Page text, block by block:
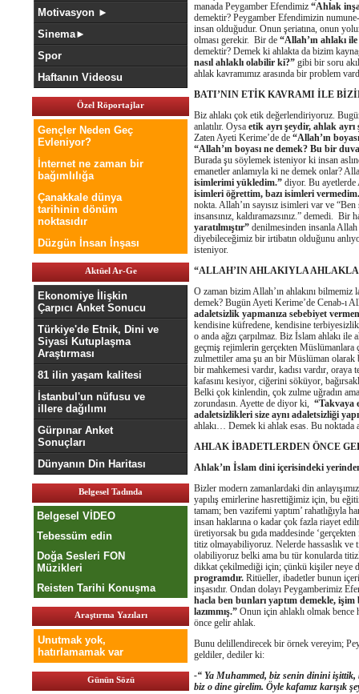
Motivasyon ►
Sinema►
Spor
Haftanın Videosu
Özel Röportajlar
Gençler Neden Geç
Evleniyor?
İnternet ne zaman bir
bağımlılığa
Çanakkale dünya
tarihinin dönüm
noktasıdır
Düzgün İnsan İnşası
Aktüel Ar-Ge
Ekonomiye İlişkin
Çarpıcı Anket Sonucu
Türkiye'de Etnik, Dini ve
Siyasi Kutuplaşma
Araştırması
81 ilin yaşam kalitesi
İstanbul'un nüfusu ve
illere dağılımı
Gürpınar Anket
Sonuçları
Dünyanın Din Haritası
Belgesel Tadında
Belgesel VİDEO
Tebessüm edin
Doğa Sesleri FON
Müzikleri
Reisten Tarihi Konuşma
Araştırma Yazıları
Unutmak yok,
hatırlamamak var
Günün Sözü
manada Peygamber Efendimiz “Ahlak
demektir? Peygamber Efendimizin
insan olduğudur. Onun şeriatına, onun
olması gerekir. Bir de “Allah’ın ahlakı
demektir? Demek ki ahlakta da bizim
nasıl ahlaklı olabilir ki?” gibi bir soru
ahlak kavramımız arasında bir problem
BATI’NIN ETİK KAVRAMI İLE
Biz ahlakı çok etik değerlendiriyoruz.
anlatılır. Oysa etik ayrı şeydir, ahlak
Zaten Ayeti Kerime’de de “Allah’ın
“Allah’ın boyası ne demek? Bu bir
Burada şu söylemek isteniyor ki insan
emanetler anlamıyla ki ne demek onlar?
isimlerimi yükledim.” diyor. Bu ayetlerde
isimleri öğrettim, bazı isimleri
nokta. Allah’ın sayısız isimleri var ve
insansınız, kaldıramazsınız.” demedi. Bir
yaratılmıştır” denilmesinden insanla Allah
diyebileceğimiz bir irtibatın olduğunu
isteniyor.
“ALLAH’IN AHLAKIYLA
O zaman bizim Allah’ın ahlakını
demek? Bugün Ayeti Kerime’de Cenab-ı
adaletsizlik yapmanıza sebebiyet
kendisine küfredene, kendisine
o anda ağzı çarpılmaz. Biz İslam ahlakı ile
geçmiş rejimlerin gerçekten
zulmettiler ama şu an bir Müslüman olarak
bir mahkemesi vardır, kadısı vardır,
kafasını kesiyor, ciğerini söküyor,
Belki çok kinlendin, çok zulme uğradın
zorundasın. Ayette de diyor ki, “Takvaya
adaletsizlikleri size aynı adaletsizliği
ahlakı… Demek ki ahlak esas. Bu
AHLAK İBADETLERDEN ÖNCE
Ahlak’ın İslam dini içerisindeki
Bizler modern zamanlardaki din
yapılış emirlerine hasrettiğimiz için, bu
tamam; ben vazifemi yaptım’ rahatlığıyla
insan haklarına o kadar çok fazla riayet
üretiyorsak bu gıda maddesinde
titiz olmayabiliyoruz. Nelerde hassaslık ve
olabiliyoruz belki ama bu tür konularda
dikkat çekilmediği için; çünkü kişiler neye
programdır. Ritüeller, ibadetler bunun
inşasıdır. Ondan dolayı Peygamberimiz
hacla ben bunları yaptım demekle,
lazımmış.” Onun için ahlaklı olmak
önce gelir ahlak.
Bunu delillendirecek bir örnek vereyim;
geldiler, dediler ki:
-“ Ya Muhammed, biz senin dinini
biz o dine girelim. Öyle kafamız karışık